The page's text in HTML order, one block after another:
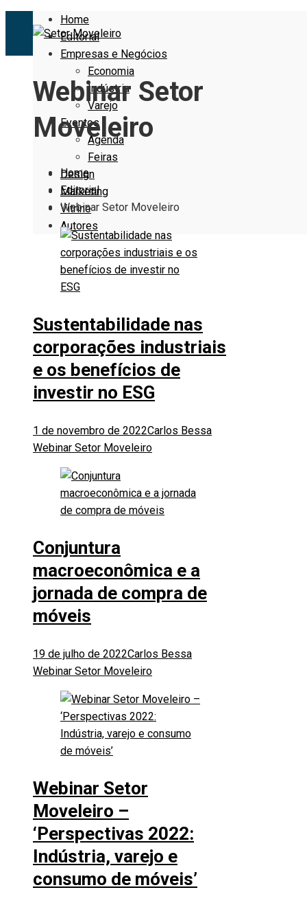
Home
Editorial
Empresas e Negócios
Economia
Indústria
Varejo
Eventos
Agenda
Feiras
Design
Marketing
Vitrine
Autores
Webinar Setor
Moveleiro
Home
Editorial
Webinar Setor Moveleiro
Sustentabilidade nas
corporações industriais
e os benefícios de
investir no ESG
1 de novembro de 2022Carlos Bessa
Webinar Setor Moveleiro
Conjuntura
macroeconômica e a
jornada de compra de
móveis
19 de julho de 2022Carlos Bessa
Webinar Setor Moveleiro
Webinar Setor
Moveleiro –
‘Perspectivas 2022:
Indústria, varejo e
consumo de móveis’